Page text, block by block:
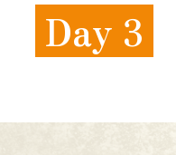
Day 3